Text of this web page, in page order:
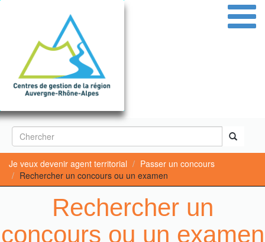
Formulaire
de
recherche
Rechercher
Je veux devenir agent territorial
Passer un concours
Rechercher un concours ou un examen
Rechercher un
concours ou un examen